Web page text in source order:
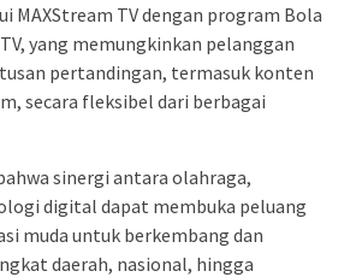
MAXStream TV dengan program Bola
yang memungkinkan pelanggan
pertandingan, termasuk konten
secara fleksibel dari berbagai
sinergi antara olahraga,
digital dapat membuka peluang
muda untuk berkembang dan
daerah, nasional, hingga